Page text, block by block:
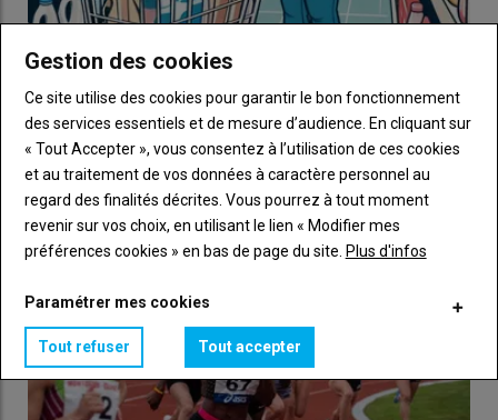
Bio, label, équitable « le prix est un critère important,
mais la visibilité en magasin aussi »
01 février 2024
Les volumes vendus de produits alimentaires bio, équitable et
sous label ont reculé en 2023. Un effet de l’…
Gestion des cookies
Ce site utilise des cookies pour garantir le bon fonctionnement
des services essentiels et de mesure d’audience. En cliquant sur
« Tout Accepter », vous consentez à l’utilisation de ces cookies
et au traitement de vos données à caractère personnel au
regard des finalités décrites. Vous pourrez à tout moment
revenir sur vos choix, en utilisant le lien « Modifier mes
préférences cookies » en bas de page du site. Plus d'infos
Paramétrer mes cookies
Tout refuser Tout accepter